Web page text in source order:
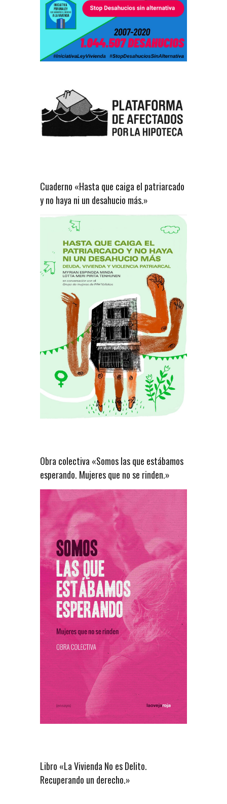
Cuaderno «Hasta que caiga el patriarcado
y no haya ni un desahucio más.»
Obra colectiva «Somos las que estábamos
esperando. Mujeres que no se rinden.»
Libro «La Vivienda No es Delito.
Recuperando un derecho.»